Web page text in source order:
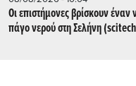
Οι επιστήμονες βρίσκουν
πάγο νερού στη Σελήνη